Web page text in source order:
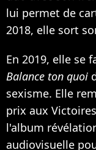
lui permet de
2018, elle sort
En 2019, elle se
Balance ton quoi
sexisme. Elle
prix aux
l'album
audiovisuelle